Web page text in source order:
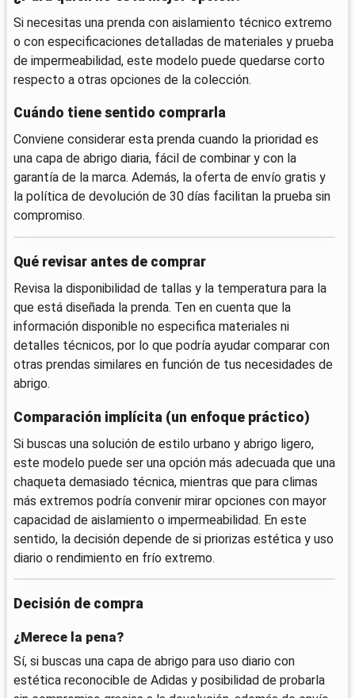
Si necesitas una prenda con aislamiento técnico extremo
o con especificaciones detalladas de materiales y prueba
de impermeabilidad, este modelo puede quedarse corto
respecto a otras opciones de la colección.
Cuándo tiene sentido comprarla
Conviene considerar esta prenda cuando la prioridad es
una capa de abrigo diaria, fácil de combinar y con la
garantía de la marca. Además, la oferta de envío gratis y
la política de devolución de 30 días facilitan la prueba sin
compromiso.
Qué revisar antes de comprar
Revisa la disponibilidad de tallas y la temperatura para la
que está diseñada la prenda. Ten en cuenta que la
información disponible no especifica materiales ni
detalles técnicos, por lo que podría ayudar comparar con
otras prendas similares en función de tus necesidades de
abrigo.
Comparación implícita (un enfoque práctico)
Si buscas una solución de estilo urbano y abrigo ligero,
este modelo puede ser una opción más adecuada que una
chaqueta demasiado técnica, mientras que para climas
más extremos podría convenir mirar opciones con mayor
capacidad de aislamiento o impermeabilidad. En este
sentido, la decisión depende de si priorizas estética y uso
diario o rendimiento en frío extremo.
Decisión de compra
¿Merece la pena?
Sí, si buscas una capa de abrigo para uso diario con
estética reconocible de Adidas y posibilidad de probarla